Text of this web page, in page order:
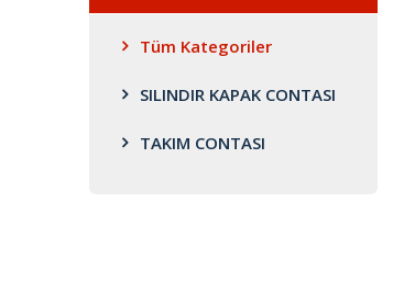
Tüm Kategoriler
SILINDIR KAPAK CONTASI
TAKIM CONTASI